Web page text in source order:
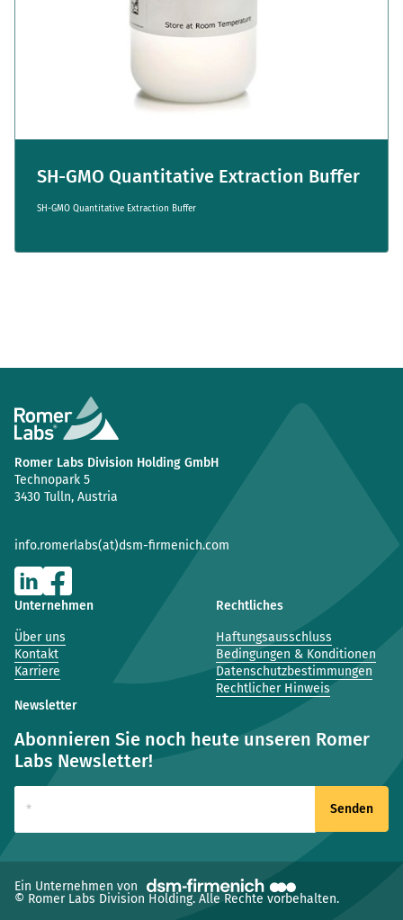
SH-GMO Quantitative Extraction Buffer
SH-GMO Quantitative Extraction Buffer
Romer Labs Division Holding GmbH
Technopark 5
3430 Tulln, Austria
info.romerlabs(at)dsm-firmenich.com
Unternehmen
Über uns
Kontakt
Karriere
Rechtliches
Haftungsausschluss
Bedingungen & Konditionen
Datenschutzbestimmungen
Rechtlicher Hinweis
Newsletter
Abonnieren Sie noch heute unseren Romer
Labs Newsletter!
Ein Unternehmen von
© Romer Labs Division Holding. Alle Rechte vorbehalten.